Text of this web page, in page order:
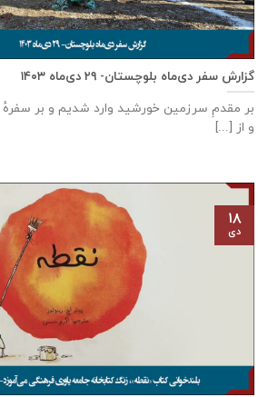
گزارش سفر دی‌ماه بلوچستان- ۲۹ دی‌ماه ۱۴۰۳
بر مقدمِ سرزمین خورشید وارد شدیم و بر
و از [...]
۱۸
دی